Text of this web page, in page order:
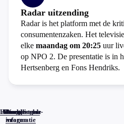
Radar uitzending
Radar is het platform met de
consumentenzaken. Het
elke maandag om 20:25 uur
op NPO 2. De presentatie is in
Hertsenberg en Fons Hendriks.
Home
Actueel
Uitzendingen
Reacties
Programma-
informatie
Veelgestelde
vragen